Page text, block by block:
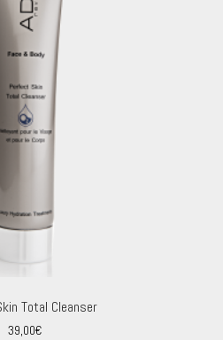
Total Cleanser
39,00€